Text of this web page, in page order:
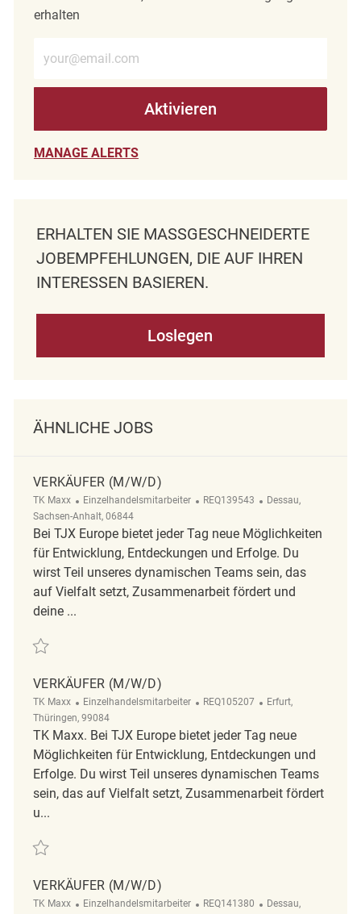
erhalten
Aktivieren
MANAGE ALERTS
ERHALTEN SIE MASSGESCHNEIDERTE J
OBEMPFEHLUNGEN, DIE AUF IHREN I
NTERESSEN BASIEREN.
Loslegen
ÄHNLICHE JOBS
VERKÄUFER (M/W/D)
TK Maxx Kategorie
Einzelhandelsmitarbeiter ReqId
REQ139543 Ort
Dessau,
Sachsen-Anhalt, 06844
Bei TJX Europe bietet jeder Tag neue Möglichkeiten
für Entwicklung, Entdeckungen und Erfolge. Du
wirst Teil unseres dynamischen Teams sein, das
auf Vielfalt setzt, Zusammenarbeit fördert und
deine ...
Retten Verkäufer (m/w/d) REQ139543
VERKÄUFER (M/W/D)
TK Maxx Kategorie
Einzelhandelsmitarbeiter ReqId
REQ105207 Ort
Erfurt,
Thüringen, 99084
TK Maxx. Bei TJX Europe bietet jeder Tag neue
Möglichkeiten für Entwicklung, Entdeckungen und
Erfolge. Du wirst Teil unseres dynamischen Teams
sein, das auf Vielfalt setzt, Zusammenarbeit fördert
u...
Retten Verkäufer (m/w/d) REQ105207
VERKÄUFER (M/W/D)
TK Maxx Kategorie
Einzelhandelsmitarbeiter ReqId
REQ141380 Ort
Dessau,